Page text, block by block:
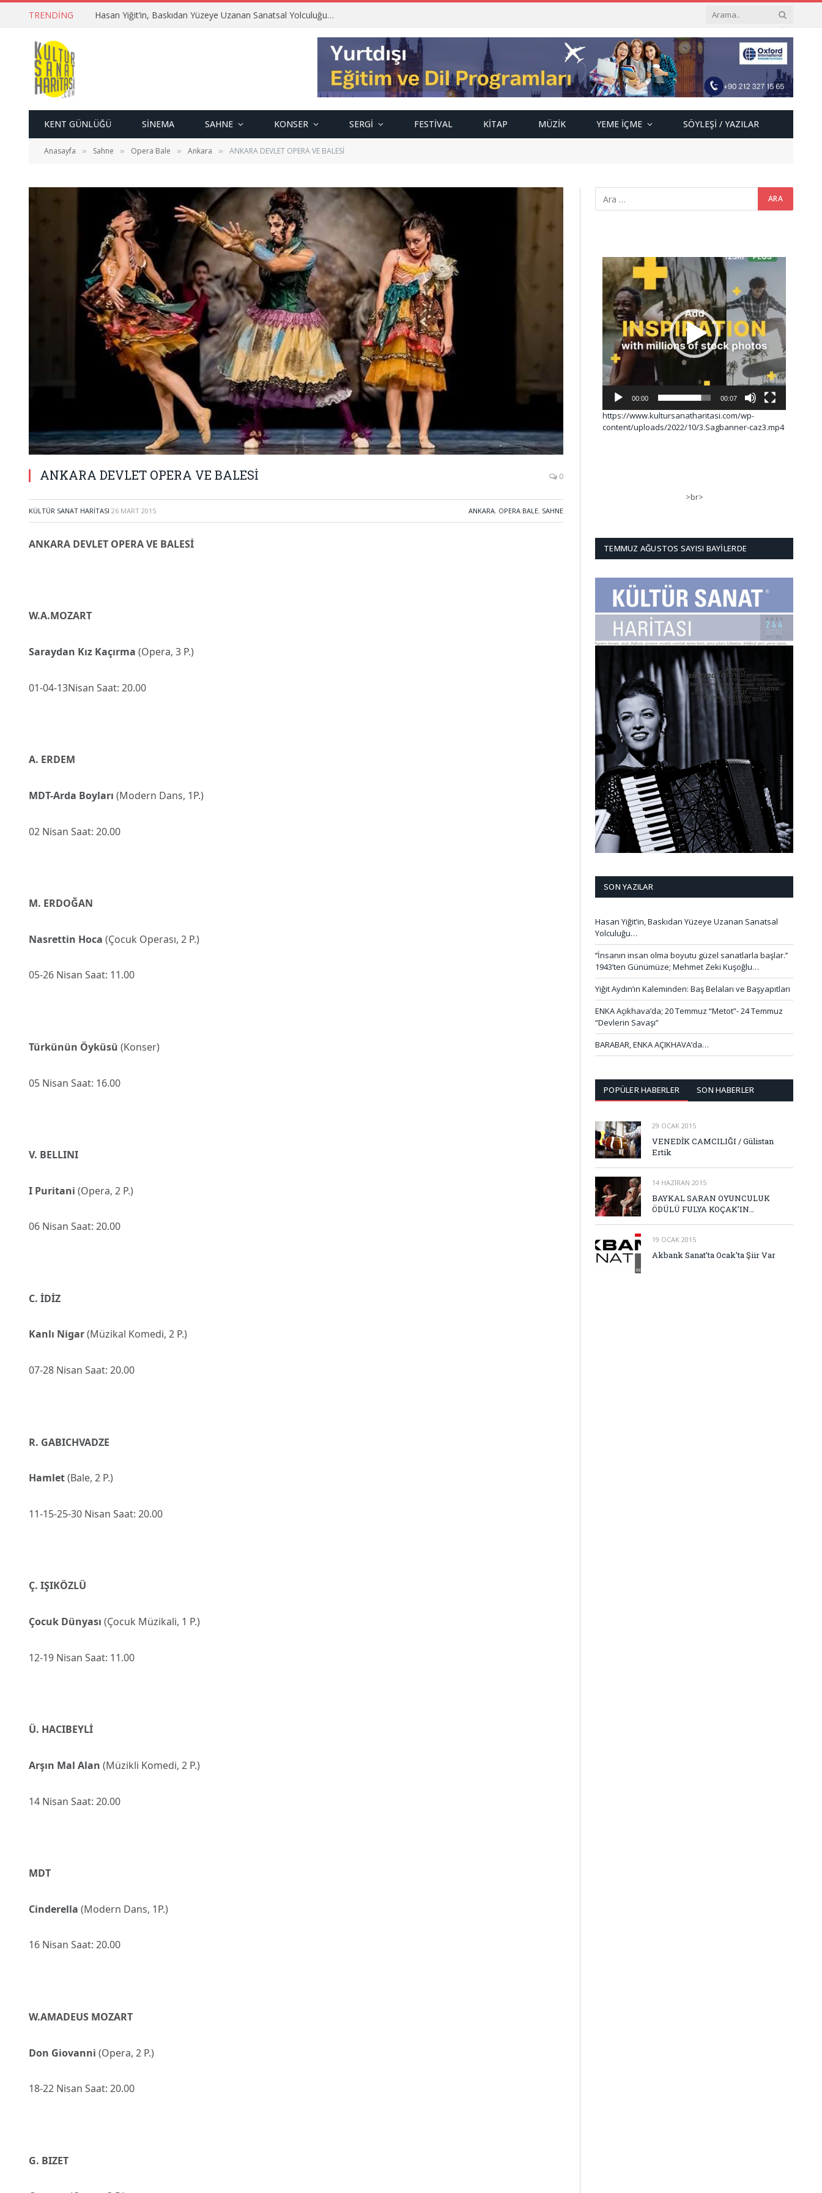
TRENDING Hasan Yiğit’in, Baskıdan Yüzeye Uzanan Sanatsal Yolculuğu…
KENT GÜNLÜĞÜ SINEMA SAHNE KONSER SERGI FESTIVAL KITAP MÜZIK YEME İÇME SÖYLEŞI / YAZILAR
Anasayfa » Sahne » Opera Bale » Ankara » ANKARA DEVLET OPERA VE BALESİ
ANKARA DEVLET OPERA VE BALESİ 0
KÜLTÜR SANAT HARITASI 26 MART 2015 ANKARA, OPERA BALE, SAHNE
ANKARA DEVLET OPERA VE BALESİ
W.A.MOZART
Saraydan Kız Kaçırma (Opera, 3 P.)
01-04-13Nisan Saat: 20.00
A. ERDEM
MDT-Arda Boyları (Modern Dans, 1P.)
02 Nisan Saat: 20.00
M. ERDOĞAN
Nasrettin Hoca (Çocuk Operası, 2 P.)
05-26 Nisan Saat: 11.00
Türkünün Öyküsü (Konser)
05 Nisan Saat: 16.00
V. BELLINI
I Puritani (Opera, 2 P.)
06 Nisan Saat: 20.00
C. İDİZ
Kanlı Nigar(Müzikal Komedi, 2 P.)
07-28 Nisan Saat: 20.00
R. GABICHVADZE
Hamlet(Bale, 2 P.)
11-15-25-30 Nisan Saat: 20.00
Ç. IŞIKÖZLÜ
Çocuk Dünyası (Çocuk Müzikali, 1 P.)
12-19 Nisan Saat: 11.00
Ü. HACIBEYLİ
Arşın Mal Alan (Müzikli Komedi, 2 P.)
14 Nisan Saat: 20.00
MDT
Cinderella (Modern Dans, 1P.)
16 Nisan Saat: 20.00
W.AMADEUS MOZART
Don Giovanni (Opera, 2 P.)
18-22 Nisan Saat: 20.00
G. BIZET
Video
oynatıcı
00:00 00:07
https://www.kultursanatharitasi.com/wp-
content/uploads/2022/10/3.Sagbanner-caz3.mp4
>br>
TEMMUZ AĞUSTOS SAYISI BAYILERDE
SON YAZILAR
Hasan Yiğit’in, Baskıdan Yüzeye Uzanan Sanatsal
Yolculuğu…
‘’İnsanın insan olma boyutu güzel sanatlarla başlar.’’
1943’ten Günümüze; Mehmet Zeki Kuşoğlu…
Yiğit Aydın’ın Kaleminden: Baş Belaları ve Başyapıtları
ENKA Açıkhava’da; 20 Temmuz “Metot”- 24 Temmuz
“Devlerin Savaşı”
BARABAR, ENKA AÇIKHAVA’da…
POPÜLER HABERLER SON HABERLER
29 OCAK 2015
VENEDİK CAMCILIĞI / Gülistan
Ertik
14 HAZIRAN 2015
BAYKAL SARAN OYUNCULUK
ÖDÜLÜ FULYA KOÇAK’IN…
19 OCAK 2015
Akbank Sanat’ta Ocak’ta Şiir Var